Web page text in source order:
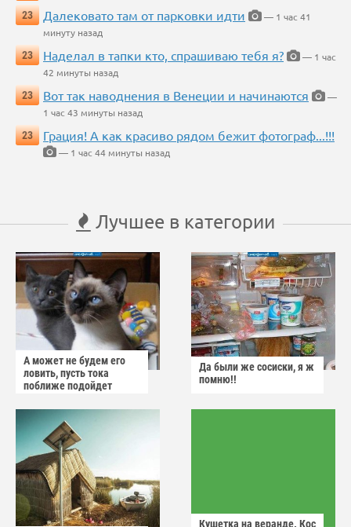
23
Далековато там от парковки идти
— 1 час 41
минуту назад
23
Наделал в тапки кто, спрашиваю тебя я?
— 1 час
42 минуты назад
23
Вот так наводнения в Венеции и начинаются
—
1 час 43 минуты назад
23
Грация! А как красиво рядом бежит фотограф...!!!
— 1 час 44 минуты назад
Лучшее в категории
А может не будем его
ловить, пусть тока
поближе подойдет
Да были же сосиски, я ж
помню!!
Кушетка на веранде. Кос